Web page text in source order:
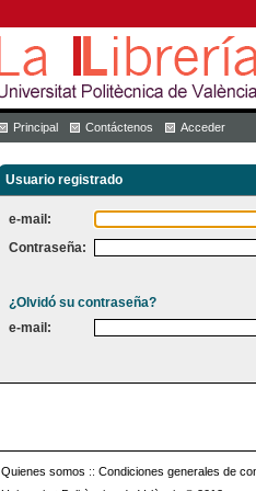
Principal Contáctenos Acceder
Usuario registrado
e-mail:
Contraseña:
¿Olvidó su contraseña?
e-mail:
Quienes somos :: Condiciones generales de